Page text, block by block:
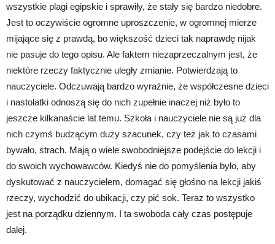
wszystkie plagi egipskie i sprawiły, że stały się bardzo niedobre.
Jest to oczywiście ogromne uproszczenie, w ogromnej mierze
mijające się z prawdą, bo większość dzieci tak naprawdę nijak
nie pasuje do tego opisu. Ale faktem niezaprzeczalnym jest, że
niektóre rzeczy faktycznie uległy zmianie. Potwierdzają to
nauczyciele. Odczuwają bardzo wyraźnie, że współczesne dzieci
i nastolatki odnoszą się do nich zupełnie inaczej niż było to
jeszcze kilkanaście lat temu. Szkoła i nauczyciele nie są już dla
nich czymś budzącym duży szacunek, czy też jak to czasami
bywało, strach. Mają o wiele swobodniejsze podejście do lekcji i
do swoich wychowawców. Kiedyś nie do pomyślenia było, aby
dyskutować z nauczycielem, domagać się głośno na lekcji jakiś
rzeczy, wychodzić do ubikacji, czy pić sok. Teraz to wszystko
jest na porządku dziennym. I ta swoboda cały czas postępuje
dalej.